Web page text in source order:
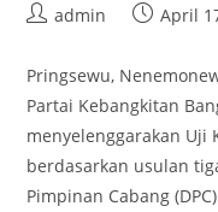
Postadmin
PostApril
Pringsewu,
Partai Kebangkitan
menyelenggarakan Uji
berdasarkan usulan
Pimpinan Cabang